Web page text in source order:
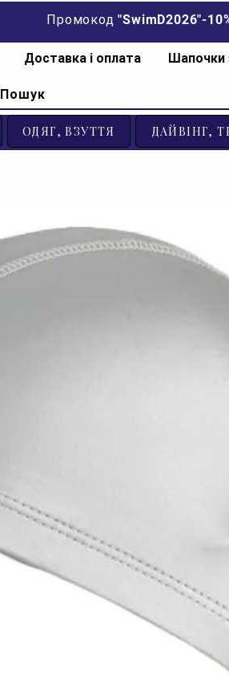
Промокод "SwimD2026"-
Доставка і оплата Шапочки
Пошук
ОДЯГ, ВЗУТТЯ ДАЙВІНГ,